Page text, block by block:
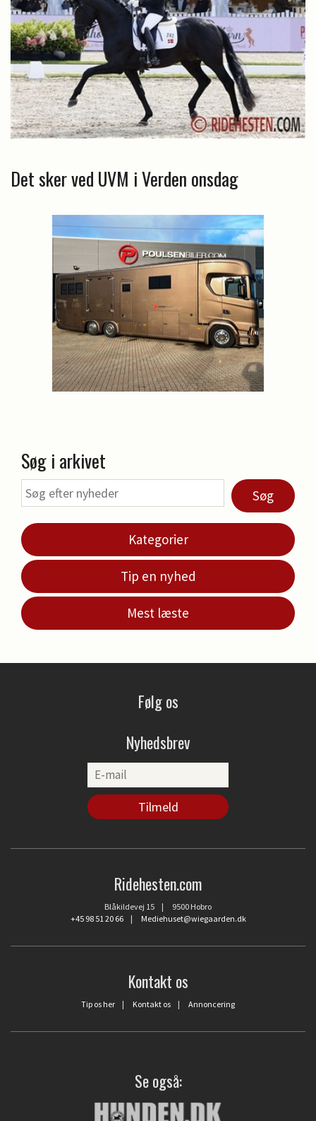
Det sker ved UVM i Verden onsdag
Søg i arkivet
Søg
Kategorier
Tip en nyhed
Mest læste
Følg os
Nyhedsbrev
Ridehesten.com
Blåkildevej 15 | 9500 Hobro
+45 98 51 20 66| Mediehuset@wiegaarden.dk
Kontakt os
Tip os her | Kontakt os | Annoncering
Se også: